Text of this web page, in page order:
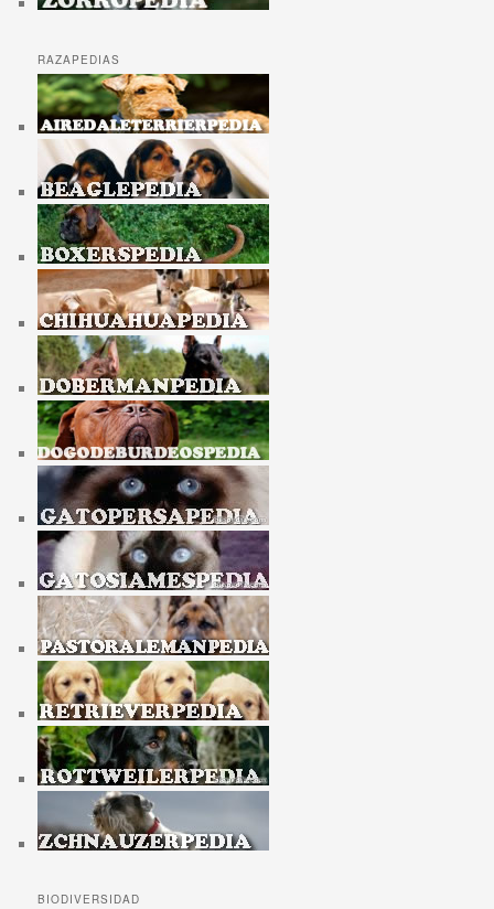
RAZAPEDIAS
BIODIVERSIDAD